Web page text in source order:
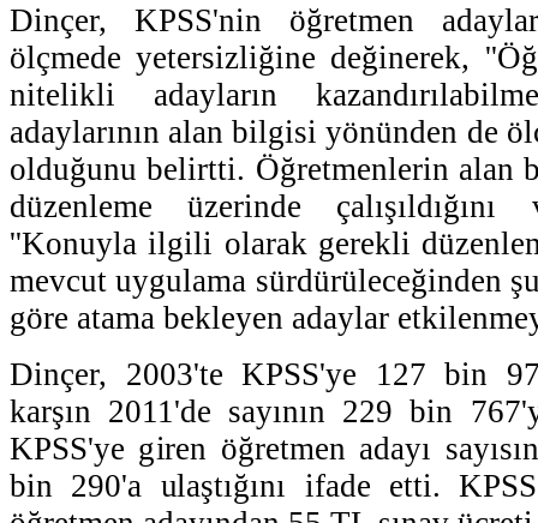
Dinçer, KPSS'nin öğretmen
ölçmede yetersizliğine değinerek,
nitelikli adayların
adaylarının alan bilgisi yönünden de
olduğunu belirtti. Öğretmenlerin alan
düzenleme üzerinde
''Konuyla ilgili olarak gerekli
mevcut uygulama sürdürüleceğinden
göre atama bekleyen adaylar
Dinçer, 2003'te KPSS'ye 127 bin
karşın 2011'de sayının 229 bin
KPSS'ye giren öğretmen adayı
bin 290'a ulaştığını ifade etti.